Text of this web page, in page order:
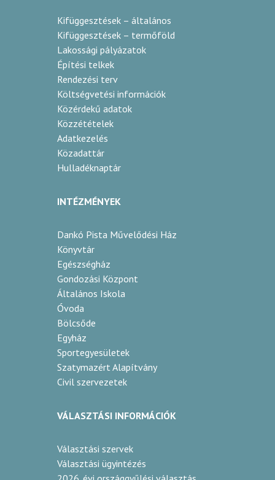
Kifüggesztések – általános
Kifüggesztések – termőföld
Lakossági pályázatok
Építési telkek
Rendezési terv
Költségvetési információk
Közérdekű adatok
Közzétételek
Adatkezelés
Közadattár
Hulladéknaptár
INTÉZMÉNYEK
Dankó Pista Művelődési Ház
Könyvtár
Egészségház
Gondozási Központ
Általános Iskola
Óvoda
Bölcsőde
Egyház
Sportegyesületek
Szatymazért Alapítvány
Civil szervezetek
VÁLASZTÁSI INFORMÁCIÓK
Választási szervek
Választási ügyintézés